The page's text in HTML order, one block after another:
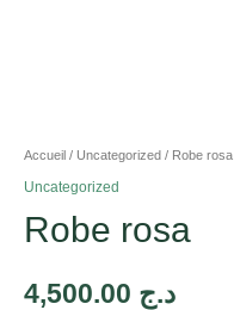
Accueil / Uncategorized / Robe rosa
Uncategorized
Robe rosa
د.ج